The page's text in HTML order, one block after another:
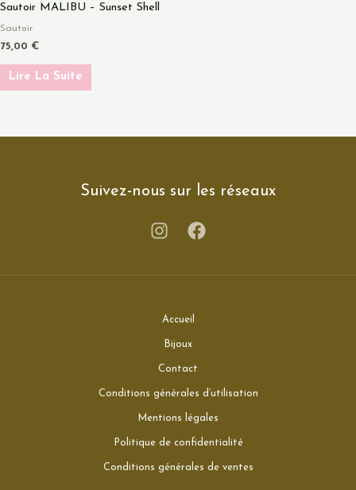
Sautoir MALIBU – Sunset Shell
Sautoir
75,00 €
Lire La Suite
Suivez-nous sur les réseaux
Accueil
Bijoux
Contact
Conditions générales d’utilisation
Mentions légales
Politique de confidentialité
Conditions générales de ventes